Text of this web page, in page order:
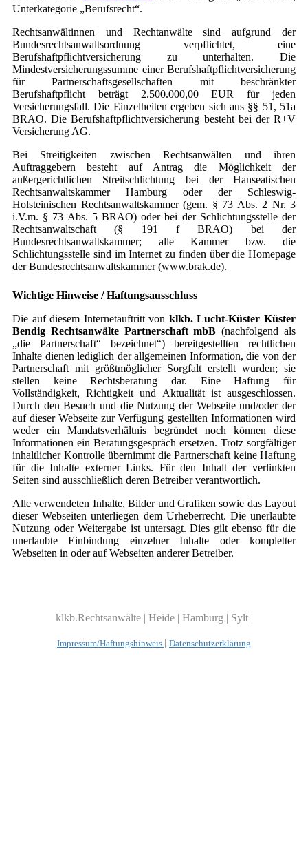
Unterkategorie „Berufsrecht“.
Rechtsanwältinnen und Rechtanwälte sind aufgrund der
Bundesrechtsanwaltsordnung verpflichtet, eine
Berufshaftpflichtversicherung zu unterhalten. Die
Mindestversicherungssumme einer Berufshaftpflichtversicherung
für Partnerschaftsgesellschaften mit beschränkter
Berufshaftpflicht beträgt 2.500.000,00 EUR für jeden
Versicherungsfall. Die Einzelheiten ergeben sich aus §§ 51, 51a
BRAO. Die Berufshaftpflichtversicherung besteht bei der R+V
Versicherung AG.
Bei Streitigkeiten zwischen Rechtsanwälten und ihren
Auftraggebern besteht auf Antrag die Möglichkeit der
außergerichtlichen Streitschlichtung bei der Hanseatischen
Rechtsanwaltskammer Hamburg oder der Schleswig-
Holsteinischen Rechtsanwaltskammer (gem. § 73 Abs. 2 Nr. 3
i.V.m. § 73 Abs. 5 BRAO) oder bei der Schlichtungsstelle der
Rechtsanwaltschaft (§ 191 f BRAO) bei der
Bundesrechtsanwaltskammer; alle Kammer bzw. die
Schlichtungsstelle sind im Internet zu finden über die Homepage
der Bundesrechtsanwaltskammer (www.brak.de).
Wichtige Hinweise / Haftungsausschluss
Die auf diesem Internetauftritt von klkb. Lucht-Küster Küster
Bendig Rechtsanwälte Partnerschaft mbB(nachfolgend als
„die Partnerschaft“ bezeichnet“) bereitgestellten rechtlichen
Inhalte dienen lediglich der allgemeinen Information, die von der
Partnerschaft mit größtmöglicher Sorgfalt erstellt wurden; sie
stellen keine Rechtsberatung dar. Eine Haftung für
Vollständigkeit, Richtigkeit und Aktualität ist ausgeschlossen.
Durch den Besuch und die Nutzung der Webseite und/oder der
auf dieser Webseite zur Verfügung gestellten Informationen wird
weder ein Mandatsverhältnis begründet noch können diese
Informationen ein Beratungsgespräch ersetzen. Trotz sorgfältiger
inhaltlicher Kontrolle übernimmt die Partnerschaft keine Haftung
für die Inhalte externer Links. Für den Inhalt der verlinkten
Seiten sind ausschließlich deren Betreiber verantwortlich.
Alle verwendeten Inhalte, Bilder und Grafiken sowie das Layout
dieser Webseiten unterliegen dem Urheberrecht. Die unerlaubte
Nutzung oder Weitergabe ist untersagt. Dies gilt ebenso für die
unerlaubte Einbindung einzelner Inhalte oder kompletter
Webseiten in oder auf Webseiten anderer Betreiber.
klkb.Rechtsanwälte | Heide | Hamburg | Sylt |
Impressum/Haftungshinweis | Datenschutzerklärung